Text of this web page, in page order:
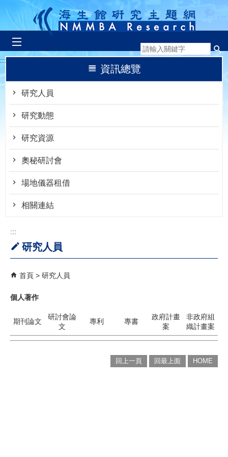
跳到主要內容區塊
:::
資訊總覽
研究人員
研究動態
研究資源
奧秘研討會
場地儀器租借
相關連結
:::
研究人員
首頁 研究人員
個人著作
期刊論文
研討會論
文
專利 專書
政府計畫
案
非政府組
織計畫案
回上一頁 回最上面 HOME